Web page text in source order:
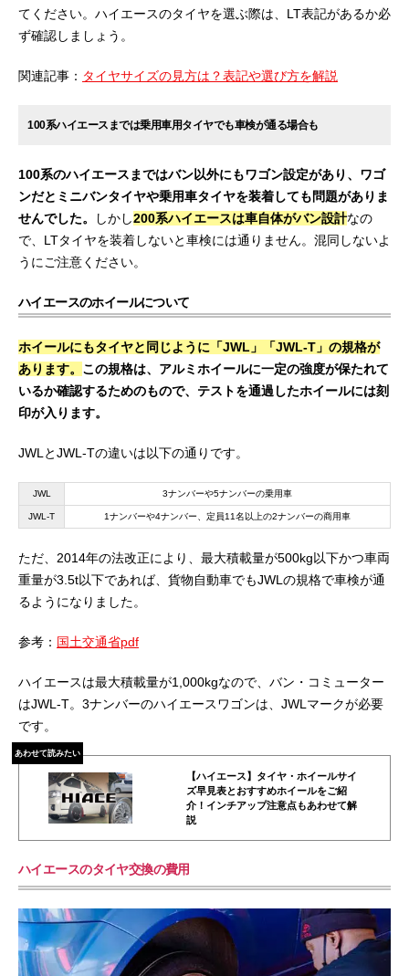
てください。ハイエースのタイヤを選ぶ際は、LT表記があるか必
ず確認しましょう。
関連記事： タイヤサイズの見方は？表記や選び方を解説
100系ハイエースまでは乗用車用タイヤでも車検が通る場合も
100系のハイエースまではバン以外にもワゴン設定があり、ワゴ
ンだとミニバンタイヤや乗用車タイヤを装着しても問題がありま
せんでした。
しかし200系ハイエースは車自体がバン設計なの
で、LTタイヤを装着しないと車検には通りません。混同しないよ
うにご注意ください。
ハイエースのホイールについて
ホイールにもタイヤと同じように「JWL」「JWL-T」の規格が
あります。 この規格は、アルミホイールに一定の強度が保たれて
いるか確認するためのもので、テストを通過したホイールには刻
印が入ります。
JWLとJWL-Tの違いは以下の通りです。
JWL 3ナンバーや5ナンバーの乗用車
JWL-T 1ナンバーや4ナンバー、定員11名以上の2ナンバーの商用車
ただ、2014年の法改正により、最大積載量が500kg以下かつ車両
重量が3.5t以下であれば、貨物自動車でもJWLの規格で車検が通
るようになりました。
参考： 国土交通省pdf
ハイエースは最大積載量が1,000kgなので、バン・コミューター
はJWL-T。3ナンバーのハイエースワゴンは、JWLマークが必要
です。
あわせて読みたい
【ハイエース】タイヤ・ホイールサイ
ズ早見表とおすすめホイールをご紹
介！インチアップ注意点もあわせて解
説
ハイエースのタイヤ交換の費用